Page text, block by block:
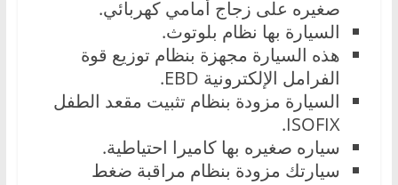
صغيره على زجاج أمامي كهربائي.
السيارة بها نظام بلوتوث.
هذه السيارة مجهزة بنظام توزيع قوة
الفرامل الإلكترونية EBD.
السيارة مزودة بنظام تثبيت مقعد الطفل
ISOFIX.
سياره صغيره بها كاميرا احتياطية.
سيارتك مزودة بنظام مراقبة ضغط